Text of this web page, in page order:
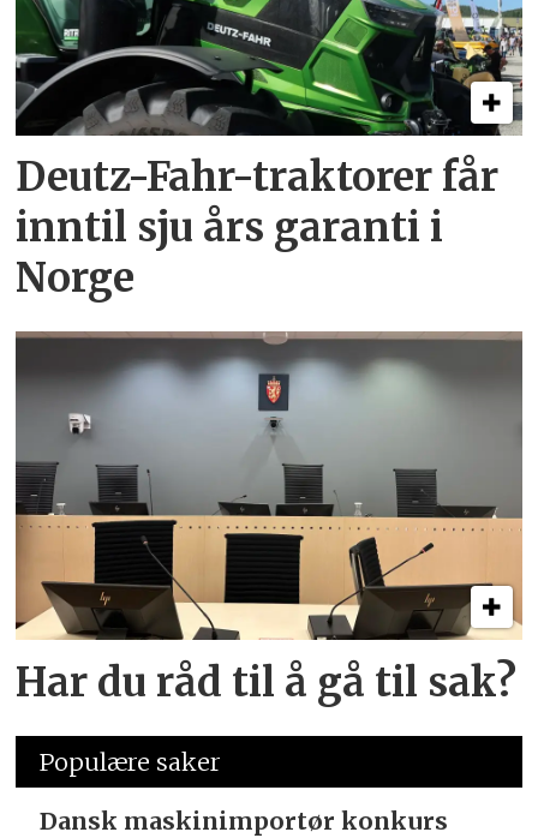
Deutz-Fahr-traktorer får
inntil sju års garanti i
Norge
Har du råd til å gå til sak?
Populære saker
Dansk maskinimportør konkurs